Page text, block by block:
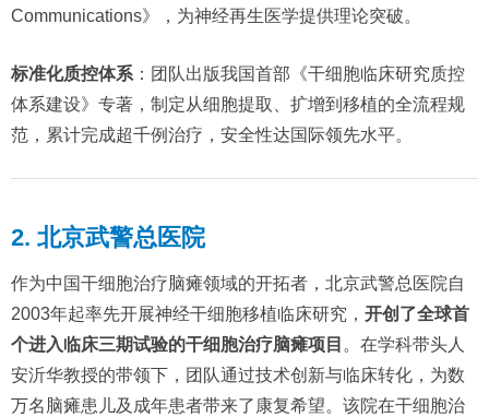
Communications》，为神经再生医学提供理论突破。
标准化质控体系 ：团队出版我国首部《干细胞临床研究质控
体系建设》专著，制定从细胞提取、扩增到移植的全流程规
范，累计完成超千例治疗，安全性达国际领先水平。
2. 北京武警总医院
作为中国干细胞治疗脑瘫领域的开拓者，北京武警总医院自
2003年起率先开展神经干细胞移植临床研究， 开创了全球首
个进入临床三期试验的干细胞治疗脑瘫项目 。在学科带头人
安沂华教授的带领下，团队通过技术创新与临床转化，为数
万名脑瘫患儿及成年患者带来了康复希望。该院在干细胞治